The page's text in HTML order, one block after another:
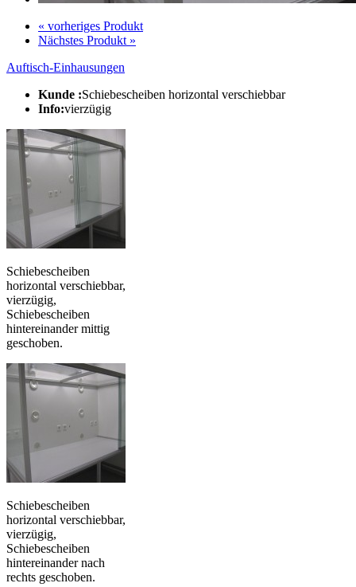
« vorheriges Produkt
Nächstes Produkt »
Auftisch-Einhausungen
Kunde :Schiebescheiben horizontal verschiebbar
Info:vierzügig
Schiebescheiben
horizontal verschiebbar,
vierzügig,
Schiebescheiben
hintereinander mittig
geschoben.
Schiebescheiben
horizontal verschiebbar,
vierzügig,
Schiebescheiben
hintereinander nach
rechts geschoben.